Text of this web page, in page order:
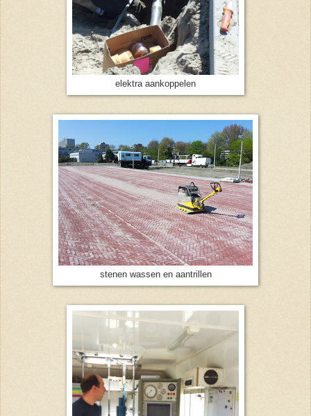
elektra aankoppelen
stenen wassen en aantrillen